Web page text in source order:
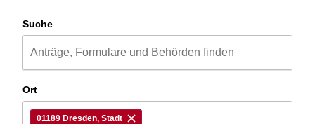
Suche
Ort
01189 Dresden, Stadt